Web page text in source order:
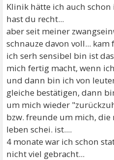
Klinik hätte ich auch schon
hast du recht...
aber seit meiner
schnauze davon voll...
ich serh sensibel bin ist
mich fertig macht, wenn
und dann bin ich von
gleiche bestätigen, dann
um mich wieder
bzw. freunde um mich, die
leben schei. ist....
4 monate war ich schon
nicht viel gebracht...